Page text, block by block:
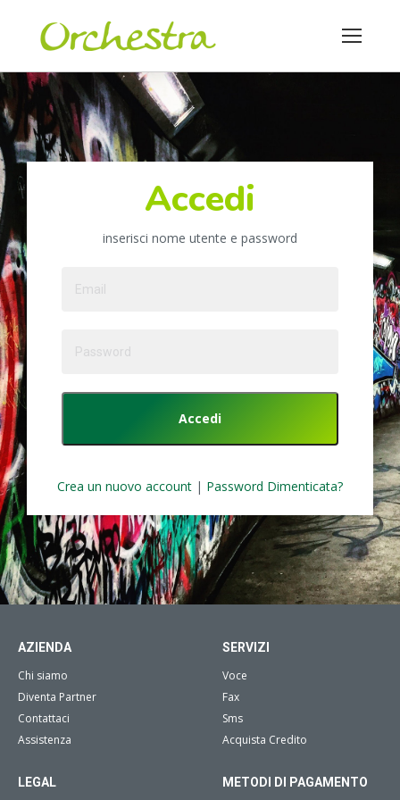
Accedi
inserisci nome utente e password
Crea un nuovo account | Password Dimenticata?
AZIENDA
Chi siamo
Diventa Partner
Contattaci
Assistenza
SERVIZI
Voce
Fax
Sms
Acquista Credito
LEGAL METODI DI PAGAMENTO